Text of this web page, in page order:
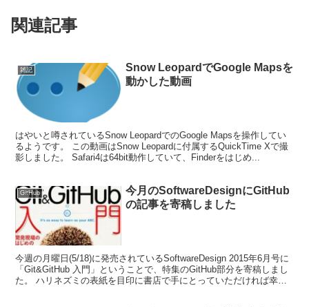
関連記事
雑記
Snow LeopardでGoogle Mapsを
動かした動画
はやいと噂されているSnow LeopardでのGoogle Mapsを操作してい
るようです。 この動画はSnow Leopardに付属するQuickTime Xで撮
影しました。 Safari4は64bit動作していて、Finderをはじめ...
GitHub
今月のSoftwareDesignにGitHub
の記事を寄稿しました
今週の月曜日(5/18)に発売されているSoftwareDesign 2015年6月号に
「Git&GitHub 入門」ということで、特集のGitHub部分を寄稿しまし
た。 ハリネズミの表紙を目印に書店で手にとっていただければ幸い